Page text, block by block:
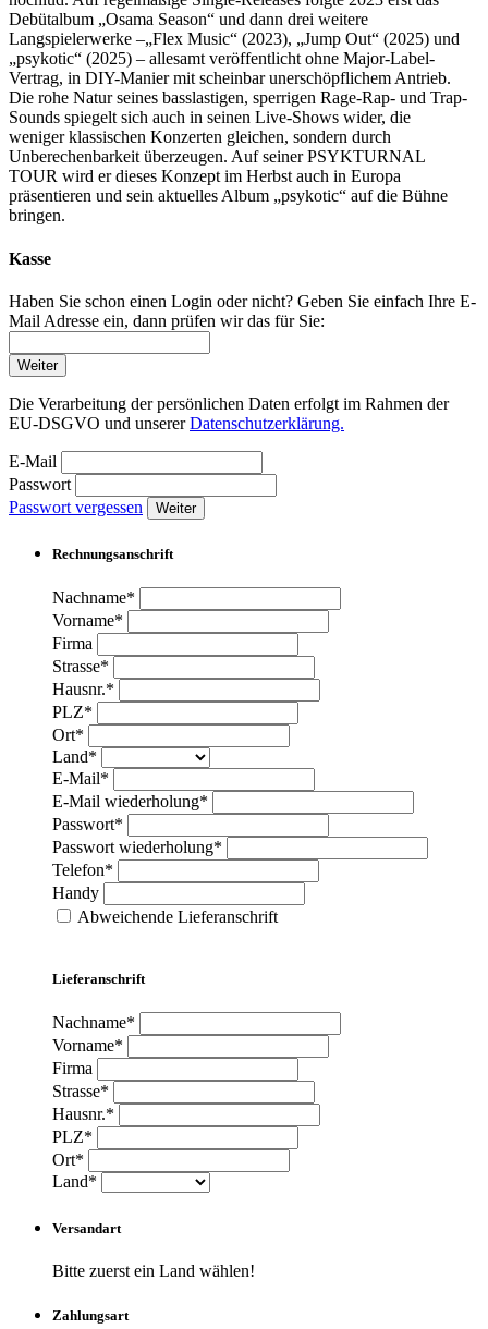
Debütalbum „Osama Season“ und dann drei weitere
Langspielerwerke –„Flex Music“ (2023), „Jump Out“ (2025) und
„psykotic“ (2025) – allesamt veröffentlicht ohne Major-Label-
Vertrag, in DIY-Manier mit scheinbar unerschöpflichem Antrieb.
Die rohe Natur seines basslastigen, sperrigen Rage-Rap- und Trap-
Sounds spiegelt sich auch in seinen Live-Shows wider, die
weniger klassischen Konzerten gleichen, sondern durch
Unberechenbarkeit überzeugen. Auf seiner PSYKTURNAL
TOUR wird er dieses Konzept im Herbst auch in Europa
präsentieren und sein aktuelles Album „psykotic“ auf die Bühne
bringen.
Kasse
Haben Sie schon einen Login oder nicht? Geben Sie einfach Ihre E-
Mail Adresse ein, dann prüfen wir das für Sie:
Weiter
Die Verarbeitung der persönlichen Daten erfolgt im Rahmen der
EU-DSGVO und unsererDatenschutzerklärung.
E-Mail
Passwort
Passwort vergessen
Weiter
Rechnungsanschrift
Nachname*
Vorname*
Firma
Strasse*
Hausnr.*
PLZ*
Ort*
Land*
E-Mail*
E-Mail wiederholung*
Passwort*
Passwort wiederholung*
Telefon*
Handy
Abweichende Lieferanschrift
Lieferanschrift
Nachname*
Vorname*
Firma
Strasse*
Hausnr.*
PLZ*
Ort*
Land*
Versandart
Bitte zuerst ein Land wählen!
Zahlungsart